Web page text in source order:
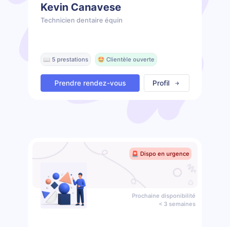
Kevin Canavese
Technicien dentaire équin
📖 5 prestations 🤩 Clientèle ouverte
Prendre rendez-vous Profil
🚨 Dispo en urgence
Prochaine disponibilité
< 3 semaines